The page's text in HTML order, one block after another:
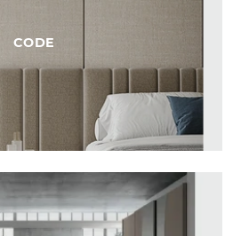
CODE